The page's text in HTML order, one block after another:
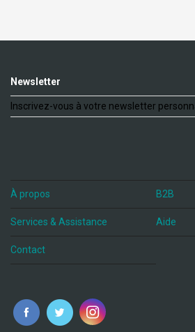
Newsletter
Inscrivez-vous à votre newsletter
À propos B2B
Services & Assistance Aide
Contact
fr